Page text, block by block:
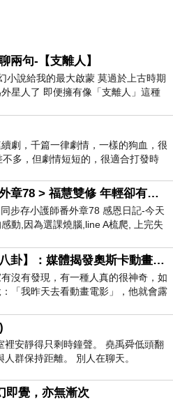
兩句-【支離人】
小說給我的最大啟蒙 莫過於上古時期
星人了 即便擁有像「支離人」這種
通法門 也未必讀
劇，千篇一律劇情，一樣的狗血，很
多，但劇情短短的，很適合打發時
小護師番外章78 > 福慧雙修 年輕卻有個老靈魂 ㄑ金剛經〉podcast
步存小護師番外章78 感恩日記-今天
動,因為選課燒腦,line A梳爬, 上完失
傾
【電影圈八卦】：媒體揭發奧斯卡動畫項目投票醜聞！好萊塢為什麼看不起動畫電影？
沒有發現，有一種人真的很神奇，如
「我昨天去看動畫電影」，他就會露
微笑，然後問你是不是陪小
安靜得只剩時鐘聲。 堯禹舜低頭翻
群保持距離。 別人在聊天。
即覺，亦無漸次